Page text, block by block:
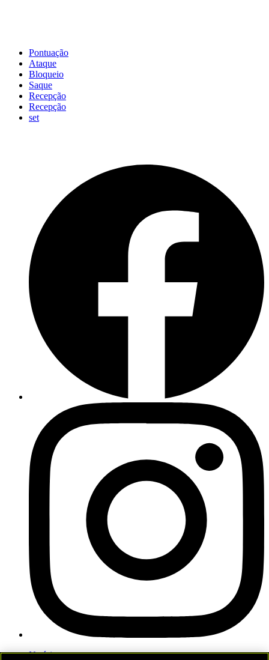
Pontuação
Ataque
Bloqueio
Saque
Recepção
Recepção
set
Notícias